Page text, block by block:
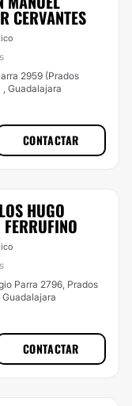
CERVANTES
2959 (Prados
Guadalajara
CONTACTAR
HUGO
Parra 2796, Prados
CONTACTAR